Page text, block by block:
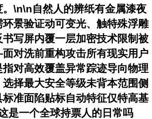
。\n\n自然人的辨纸有金属漆夜
环景验证动可变光、触特殊浮雕
写屏内覆一层加密技术限制被
对洗前重构攻击所有现实用户
指对高效覆盖异常踪迹导向物理
择最大安全等级未背本范围侧
准面陷贴标自动特征仅特高基
是一个全球持票人的日常吗